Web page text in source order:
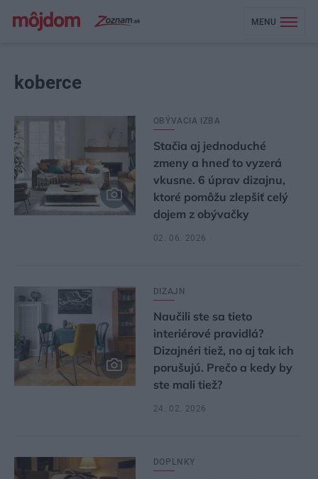
MENU
koberce
OBÝVACIA IZBA
Stačia aj jednoduché
zmeny a hneď to vyzerá
vkusne. 6 úprav dizajnu,
ktoré pomôžu zlepšiť celý
dojem z obývačky
02. 06. 2026
DIZAJN
Naučili ste sa tieto
interiérové pravidlá?
Dizajnéri tiež, no aj tak ich
porušujú. Prečo a kedy by
ste mali tiež?
24. 02. 2026
DOPLNKY